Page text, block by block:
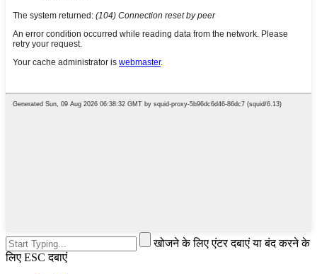
खोजने के लिए एंटर दबाएं या बंद करने के
लिए ESC दबाएं